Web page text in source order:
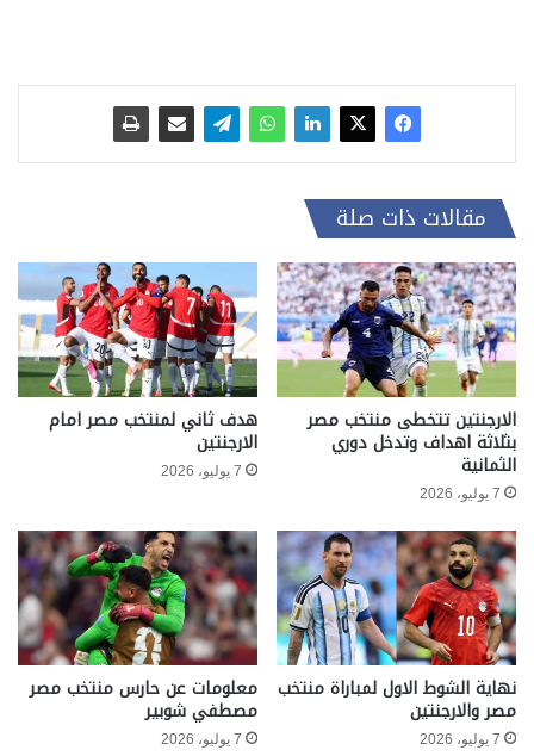
مقالات ذات صلة
الارجنتين تتخطى منتخب مصر
بثلاثة اهداف وتدخل دوري
الثمانية
7 يوليو، 2026
هدف ثاني لمنتخب مصر امام
الارجنتين
7 يوليو، 2026
نهاية الشوط الاول لمباراة منتخب
مصر والارجنتين
7 يوليو، 2026
معلومات عن حارس منتخب مصر
مصطفي شوبير
7 يوليو، 2026